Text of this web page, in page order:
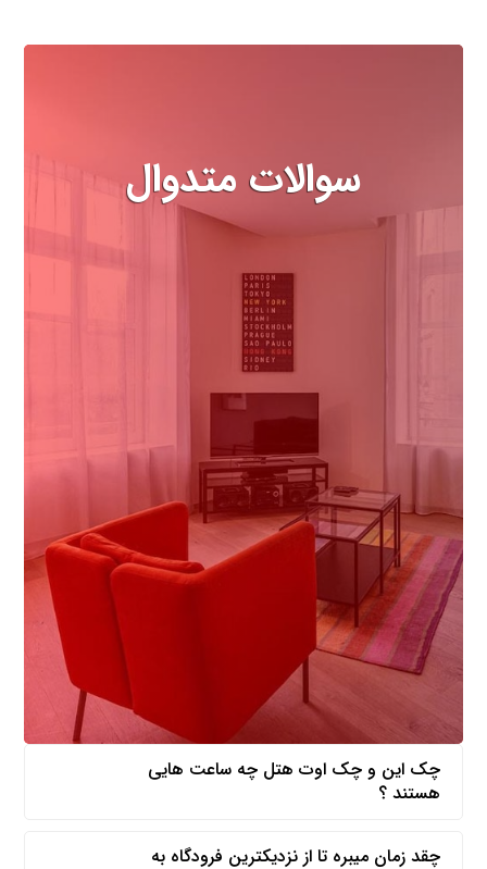
سوالات متدوال
مهمترین سوالاتی که درباره هتل
باید بدانید
چک این و چک اوت هتل چه ساعت هایی
هستند ؟
چقد زمان میبره تا از نزدیکترین فرودگاه به